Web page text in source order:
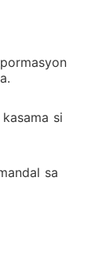
si
sa